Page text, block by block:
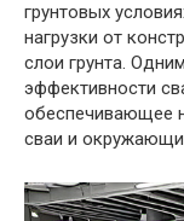
грунтовых
нагрузки от
слои грунта.
эффективности
обеспечивающее
сваи и